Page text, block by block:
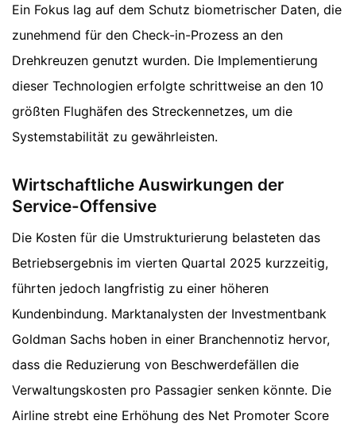
Ein Fokus lag auf dem Schutz biometrischer Daten, die
zunehmend für den Check-in-Prozess an den
Drehkreuzen genutzt wurden. Die Implementierung
dieser Technologien erfolgte schrittweise an den 10
größten Flughäfen des Streckennetzes, um die
Systemstabilität zu gewährleisten.
Wirtschaftliche Auswirkungen der
Service-Offensive
Die Kosten für die Umstrukturierung belasteten das
Betriebsergebnis im vierten Quartal 2025 kurzzeitig,
führten jedoch langfristig zu einer höheren
Kundenbindung. Marktanalysten der Investmentbank
Goldman Sachs hoben in einer Branchennotiz hervor,
dass die Reduzierung von Beschwerdefällen die
Verwaltungskosten pro Passagier senken könnte. Die
Airline strebt eine Erhöhung des Net Promoter Score